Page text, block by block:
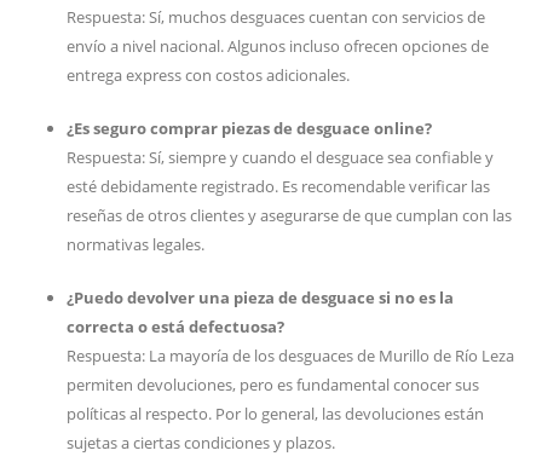
Respuesta: Sí, muchos desguaces cuentan con servicios de
envío a nivel nacional. Algunos incluso ofrecen opciones de
entrega express con costos adicionales.
¿Es seguro comprar piezas de desguace online?
Respuesta: Sí, siempre y cuando el desguace sea confiable y
esté debidamente registrado. Es recomendable verificar las
reseñas de otros clientes y asegurarse de que cumplan con las
normativas legales.
¿Puedo devolver una pieza de desguace si no es la
correcta o está defectuosa?
Respuesta: La mayoría de los desguaces de Murillo de Río Leza
permiten devoluciones, pero es fundamental conocer sus
políticas al respecto. Por lo general, las devoluciones están
sujetas a ciertas condiciones y plazos.